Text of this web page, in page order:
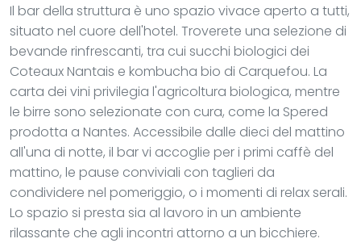
Il bar della struttura è uno spazio vivace aperto a tutti,
situato nel cuore dell'hotel. Troverete una selezione di
bevande rinfrescanti, tra cui succhi biologici dei
Coteaux Nantais e kombucha bio di Carquefou. La
carta dei vini privilegia l'agricoltura biologica, mentre
le birre sono selezionate con cura, come la Spered
prodotta a Nantes. Accessibile dalle dieci del mattino
all'una di notte, il bar vi accoglie per i primi caffè del
mattino, le pause conviviali con taglieri da
condividere nel pomeriggio, o i momenti di relax serali.
Lo spazio si presta sia al lavoro in un ambiente
rilassante che agli incontri attorno a un bicchiere.